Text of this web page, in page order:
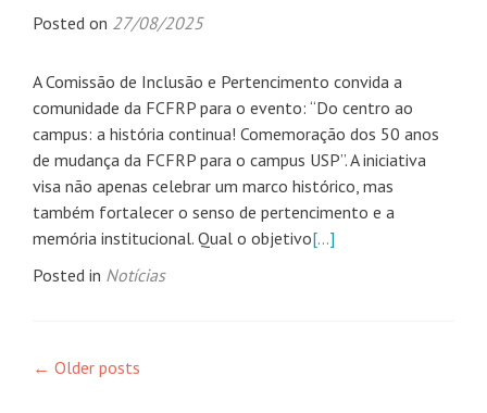
Posted on 27/08/2025
A Comissão de Inclusão e Pertencimento convida a
comunidade da FCFRP para o evento: “Do centro ao
campus: a história continua! Comemoração dos 50 anos
de mudança da FCFRP para o campus USP”. A iniciativa
visa não apenas celebrar um marco histórico, mas
também fortalecer o senso de pertencimento e a
memória institucional. Qual o objetivo[…]
Posted in Notícias
Posts
← Older posts